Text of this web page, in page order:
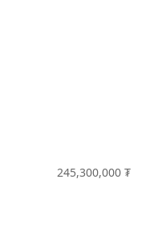
245,300,000 ₮